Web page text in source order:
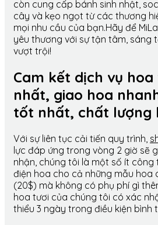
còn cung cấp bánh sinh nhật,
cây và kẹo ngọt từ các thương
mọi nhu cầu của bạn.Hãy để
yêu thương với sự tận tâm, sáng
vượt trội!
Cam kết dịch vụ
nhất, giao hoa
tốt nhất, chất lượng
Với sự liên tục cải tiến quy trình,
lực đáp ứng trong vòng 2 giờ sẽ
nhận, chúng tôi là một số ít công
điện hoa cho cả những mẫu hoa
(20$) mà không có phụ phí gì
hoa tươi của chúng tôi có xác
thiểu 3 ngày trong điều kiện bình